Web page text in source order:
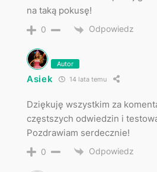
na taką pokusę!
0 Odpowiedz
Autor
Asiek 14 lata temu
Dziękuję wszystkim za
częstszych odwiedzin i
Pozdrawiam serdecznie!
0 Odpowiedz